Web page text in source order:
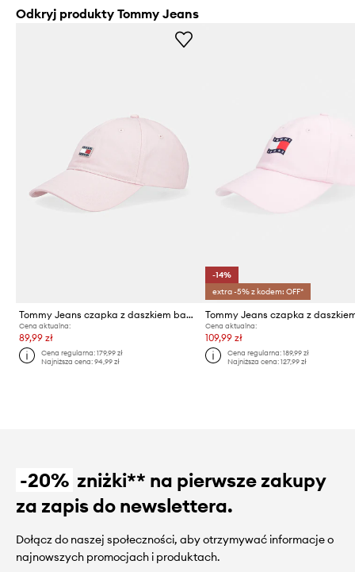
Odkryj produkty Tommy Jeans
Tommy Jeans czapka z daszkiem bawełniana
Cena aktualna:
89,99 zł
Cena regularna:179,99 zł
Najniższa cena:94,99 zł
-14%
extra -5% z kodem: OFF*
Cena aktualna:
109,99 zł
Cena regularna: 189,99 zł
Najniższa cena: 127,99 zł
-20% zniżki** na pierwsze zakupy
za zapis do newslettera.
Dołącz do naszej społeczności, aby otrzymywać informacje o
najnowszych promocjach i produktach.